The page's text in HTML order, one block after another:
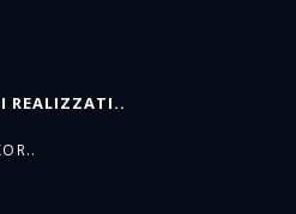
REALIZZATI..